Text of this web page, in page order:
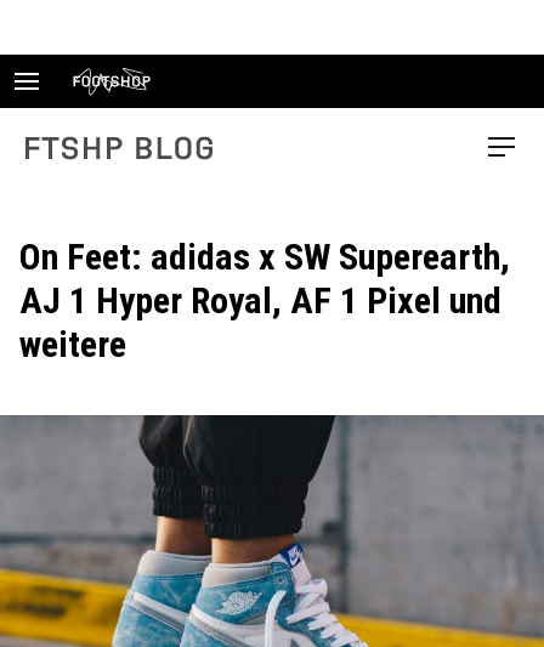
FTSHP blog Menu
On Feet: adidas x SW Superearth,
AJ 1 Hyper Royal, AF 1 Pixel und
weitere